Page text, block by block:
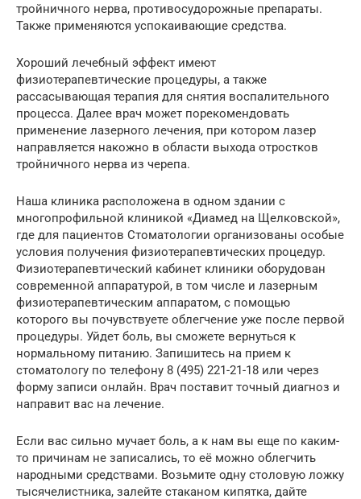
тройничного нерва, противосудорожные препараты.
Также применяются успокаивающие средства.
Хороший лечебный эффект имеют
физиотерапевтические процедуры, а также
рассасывающая терапия для снятия воспалительного
процесса. Далее врач может порекомендовать
применение лазерного лечения, при котором лазер
направляется накожно в области выхода отростков
тройничного нерва из черепа.
Наша клиника расположена в одном здании с
многопрофильной клиникой «Диамед на Щелковской»,
где для пациентов Стоматологии организованы особые
условия получения физиотерапевтических процедур.
Физиотерапевтический кабинет клиники оборудован
современной аппаратурой, в том числе и лазерным
физиотерапевтическим аппаратом, с помощью
которого вы почувствуете облегчение уже после первой
процедуры. Уйдет боль, вы сможете вернуться к
нормальному питанию. Запишитесь на прием к
стоматологу по телефону 8 (495) 221-21-18 или через
форму записи онлайн. Врач поставит точный диагноз и
направит вас на лечение.
Если вас сильно мучает боль, а к нам вы еще по каким-
то причинам не записались, то её можно облегчить
народными средствами. Возьмите одну столовую ложку
тысячелистника, залейте стаканом кипятка, дайте